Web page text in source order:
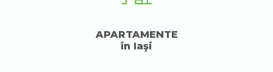
APARTAMENTE
în Iaşi